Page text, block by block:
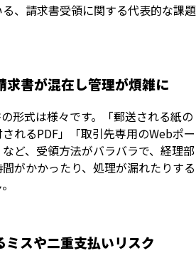
、請求書受領に関する代表的な課題
求書が混在し管理が煩雑に
形式は様々です。「郵送される紙の
れるPDF」「取引先専用のWebポー
ど、受領方法がバラバラで、経理部
がかかったり、処理が漏れたりする
スや二重支払いリスク